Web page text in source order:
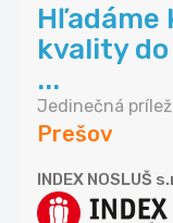
kvality
...
Jedinečná
Prešov
INDEX NOSLUŠ